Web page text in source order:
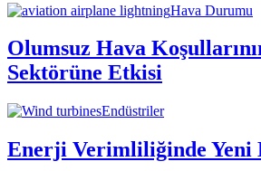
Hava Durumu
Olumsuz Hava
Sektörüne Etkisi
Endüstriler
Enerji Verimliliğinde Yeni